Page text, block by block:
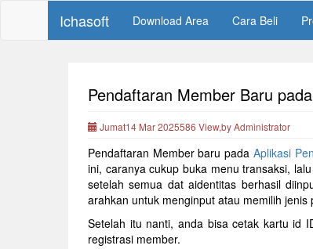
Ichasoft Download Area Cara Beli
Pendaftaran Member Baru
Jumat14 Mar 2025586 View,by Administrator
Pendaftaran Member baru pada Aplikasi
ini, caranya cukup buka menu transaksi,
setelah semua dat aidentitas berhasil
arahkan untuk menginput atau memilih jenis
Setelah itu nanti, anda bisa cetak kartu id
registrasi member.